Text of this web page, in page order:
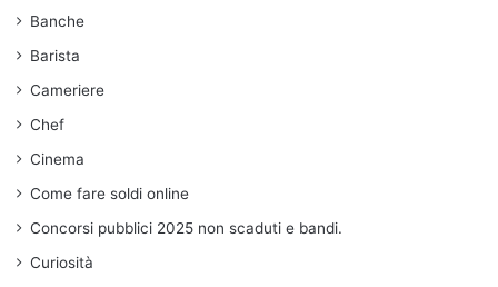
Banche
Barista
Cameriere
Chef
Cinema
Come fare soldi online
Concorsi pubblici 2025 non scaduti e bandi.
Curiosità